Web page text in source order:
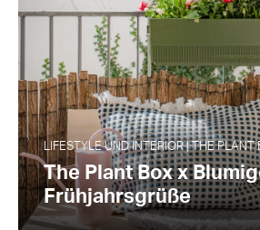
LIFESTYLE UND INTERIOR | THE
The Plant Box x
Frühjahrsgrüße